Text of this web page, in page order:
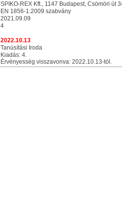
SPIKO-REX Kft., 1147 Budapest, Csömöri út
EN 1856-1:2009 szabvány
2021.09.09
4
2022.10.13
Tanúsítási Iroda
Kiadás: 4.
Érvényesség visszavonva: 2022.10.13-tól.